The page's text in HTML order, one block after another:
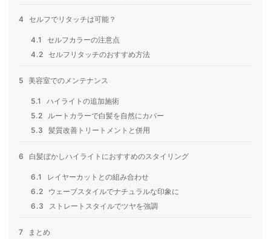
4 セルフでリタッチは可能？
4.1
セルフカラーの注意点
4.2
セルフリタッチのおすすめ方法
5 美容室でのメンテナンス
5.1
ハイライトの追加施術
5.2
ルートカラーで白髪を自然にカバー
5.3
髪質改善トリートメントと併用
6 白髪ぼかしハイライトにおすすめのスタイリング
6.1
レイヤーカットとの組み合わせ
6.2
ウェーブスタイルでナチュラルな印象に
6.3
ストレートスタイルでツヤを強調
7 まとめ